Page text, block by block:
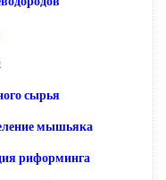
сырья
мышьяка
риформинга